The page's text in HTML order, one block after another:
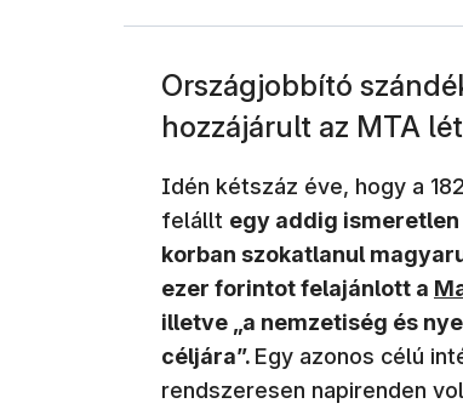
Országjobbító
hozzájárult az MTA
Idén kétszáz éve, hogy a
felállt egy addig
korban szokatlanul
ezer forintot felajánlott a
illetve „a nemzetiség és
céljára”. Egy azonos célú
rendszeresen napirenden